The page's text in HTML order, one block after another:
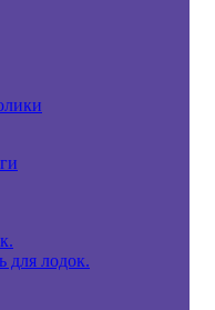
для лодок.